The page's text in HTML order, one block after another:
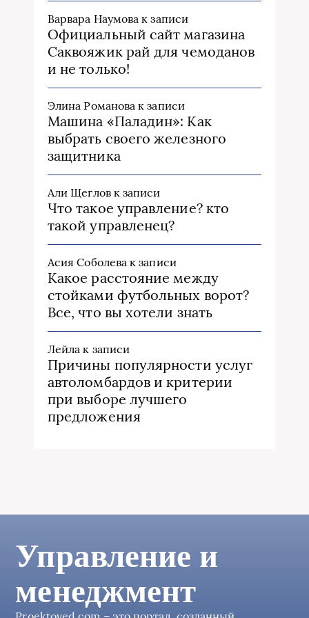
Варвара Наумова к записи
Официальный сайт магазина
Саквояжик рай для чемоданов
и не только!
Элина Романова к записи
Машина «Паладин»: Как
выбрать своего железного
защитника
Али Щегловк записи
Что такое управление? кто
такой управленец?
Асия Соболева к записи
Какое расстояние между
стойками футбольных ворот?
Все, что вы хотели знать
Лейла к записи
Причины популярности услуг
автоломбардов и критерии
при выборе лучшего
предложения
Управление и
менеджмент